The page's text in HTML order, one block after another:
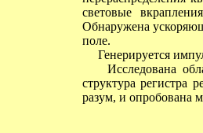
световые
Обнаружена
поле.
Генерируется
Исследована
структура регистра
разум, и опробована